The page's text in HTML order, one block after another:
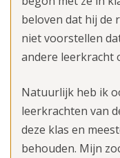
beloven dat hij de
niet voorstellen
andere leerkracht
Natuurlijk heb ik
leerkrachten van
deze klas en
behouden. Mijn